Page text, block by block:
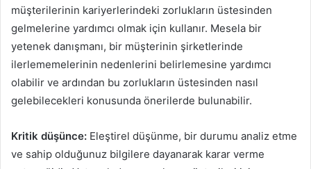
müşterilerinin kariyerlerindeki zorlukların üstesinden
gelmelerine yardımcı olmak için kullanır. Mesela bir
yetenek danışmanı, bir müşterinin şirketlerinde
ilerlememelerinin nedenlerini belirlemesine yardımcı
olabilir ve ardından bu zorlukların üstesinden nasıl
gelebilecekleri konusunda önerilerde bulunabilir.
Kritik düşünce: Eleştirel düşünme, bir durumu analiz etme
ve sahip olduğunuz bilgilere dayanarak karar verme